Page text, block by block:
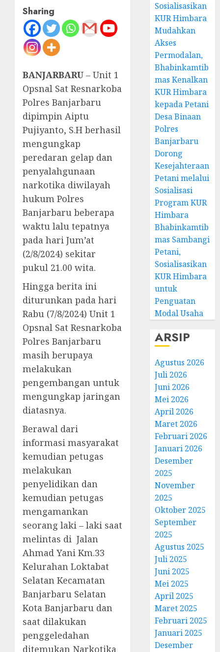
Sharing
BANJARBARU – Unit 1
Opsnal Sat Resnarkoba
Polres Banjarbaru
dipimpin Aiptu
Pujiyanto, S.H berhasil
mengungkap
peredaran gelap dan
penyalahgunaan
narkotika diwilayah
hukum Polres
Banjarbaru beberapa
waktu lalu tepatnya
pada hari Jum’at
(2/8/2024) sekitar
pukul 21.00 wita.
Hingga berita ini
diturunkan pada hari
Rabu (7/8/2024) Unit 1
Opsnal Sat Resnarkoba
Polres Banjarbaru
masih berupaya
melakukan
pengembangan untuk
mengungkap jaringan
diatasnya.
Berawal dari
informasi masyarakat
kemudian petugas
melakukan
penyelidikan dan
kemudian petugas
mengamankan
seorang laki – laki saat
melintas di Jalan
Ahmad Yani Km.33
Kelurahan Loktabat
Selatan Kecamatan
Banjarbaru Selatan
Kota Banjarbaru dan
saat dilakukan
penggeledahan
ditemukan Narkotika
Sosialisasikan
KUR Himbara
Mudahkan
Akses
Permodalan,
Bhabinkamtib
mas Kenalkan
KUR Himbara
kepada Petani
Desa Binaan
Polres
Banjarbaru
Dorong
Kesejahteraan
Petani melalui
Sosialisasi
Program KUR
Himbara
Bhabinkamtib
mas Sambangi
Petani,
Sosialisasikan
KUR Himbara
untuk
Penguatan
Modal Usaha
ARSIP
Agustus 2026
Juli 2026
Juni 2026
Mei 2026
April 2026
Maret 2026
Februari 2026
Januari 2026
Desember
2025
November
2025
Oktober 2025
September
2025
Agustus 2025
Juli 2025
Juni 2025
Mei 2025
April 2025
Maret 2025
Februari 2025
Januari 2025
Desember